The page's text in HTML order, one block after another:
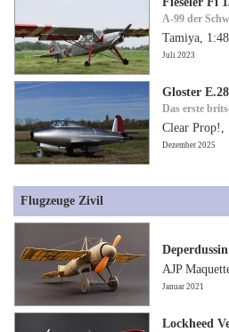
A-99 der
Tamiya, 1:48
Juli 2023
Gloster
Das erste
Clear Prop!,
Dezember 2025
Flugzeuge Zivil
AJP
Januar 2021
Lockheed